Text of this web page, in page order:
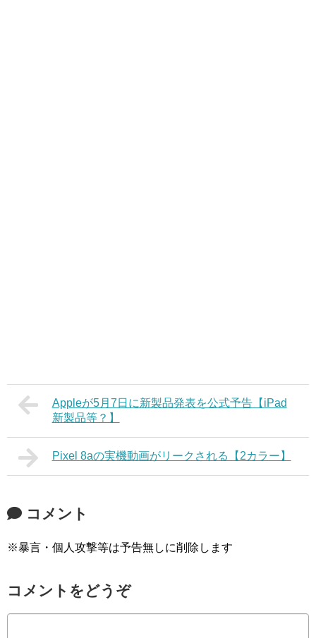
Appleが5月7日に新製品発表を公式予告【iPad
新製品等？】
Pixel 8aの実機動画がリークされる【2カラー】
コメント
※暴言・個人攻撃等は予告無しに削除します
コメントをどうぞ